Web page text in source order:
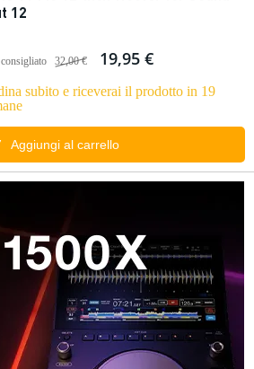
12
32,00 € 19,95 €
subito e riceverai il prodotto in 19
Aggiungi al carrello